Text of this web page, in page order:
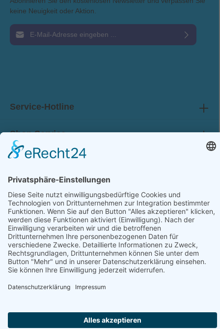
keine Neuigkeit oder Aktion.
E-Mail-Adresse*
Service-Hotline
Shop Service
Information
© 2026 werkhof.at - with bychiliSCHARF